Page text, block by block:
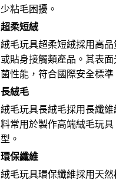
少粘毛困擾。
超柔短絨
絨毛玩具超柔短絨採用高
或貼身接觸類產品。其表
菌性能，符合國際安全標準
長絨毛
絨毛玩具長絨毛採用長纖
料常用於製作高端絨毛玩具
型。
環保纖維
絨毛玩具環保纖維採用天